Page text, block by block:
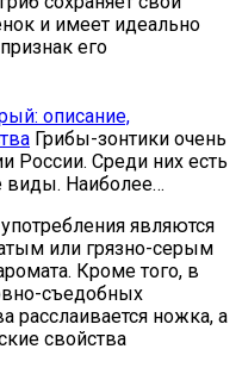
и имеет идеально
его
описание,
Грибы-зонтики очень
России. Среди них есть
виды. Наиболее…
являются
или грязно-серым
Кроме того, в
съедобных
расслаивается ножка, а
свойства